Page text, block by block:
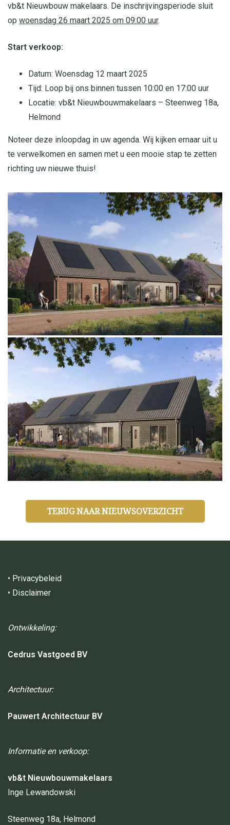
vb&t Nieuwbouw makelaars. De inschrijvingsperiode sluit
op woensdag 26 maart 2025 om 09:00 uur.
Start verkoop:
Datum: Woensdag 12 maart 2025
Tijd: Loop bij ons binnen tussen 10:00 en 17:00 uur
Locatie: vb&t Nieuwbouwmakelaars – Steenweg 18a,
Helmond
Noteer deze inloopdag in uw agenda. Wij kijken ernaar uit u
te verwelkomen en samen met u een mooie stap te zetten
richting uw nieuwe thuis!
TERUG NAAR NIEUWSOVERZICHT
• Privacybeleid
• Disclaimer
Ontwikkeling:
Cedrus Vastgoed BV
Architectuur:
Pauwert Architectuur BV
Informatie en verkoop:
vb&t Nieuwbouwmakelaars
Inge Lewandowski
Steenweg 18a, Helmond